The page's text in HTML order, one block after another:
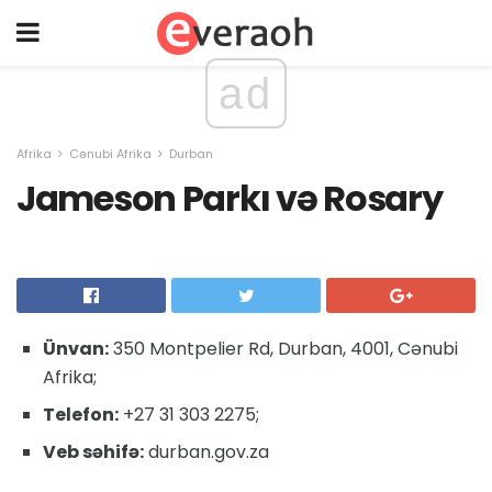
ad
Afrika Cənubi Afrika Durban
Jameson Parkı və Rosary
Ünvan:350 Montpelier Rd, Durban, 4001, Cənubi
Afrika;
Telefon: +27 31 303 2275;
Veb səhifə:durban.gov.za